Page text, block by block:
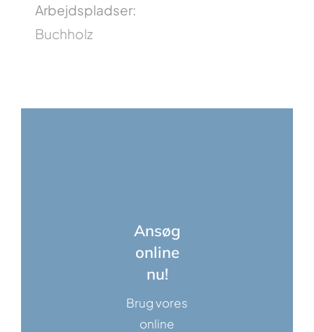
Arbejdspladser:
Buchholz
Ansøg
online
nu!
Brug vores
online